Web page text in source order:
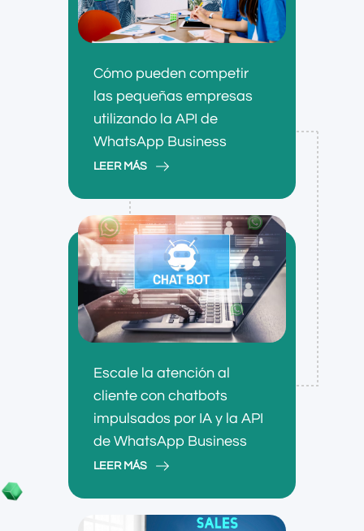
Cómo pueden competir
las pequeñas empresas
utilizando la API de
WhatsApp Business
LEER MÁS
Escale la atención al
cliente con chatbots
impulsados ​​por IA y la API
de WhatsApp Business
LEER MÁS